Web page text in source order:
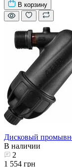
В корзину
Дисковый
В наличии
2
1 554 грн